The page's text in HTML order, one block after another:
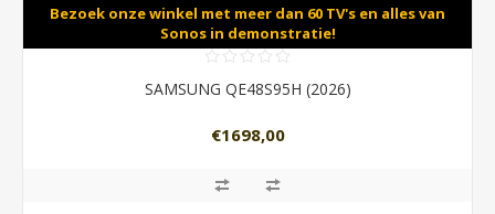
Bezoek onze winkel met meer dan 60 TV's en alles van
Sonos in demonstratie!
SAMSUNG QE48S95H (2026)
€1698,00